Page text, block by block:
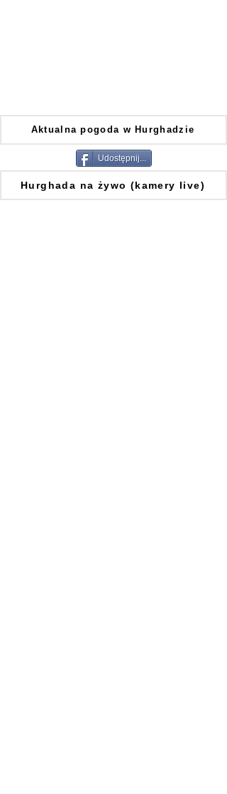
Aktualna pogoda w Hurghadzie
Udostępnij...
Hurghada na żywo (kamery live)